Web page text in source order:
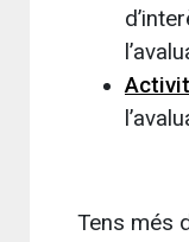
Tens més